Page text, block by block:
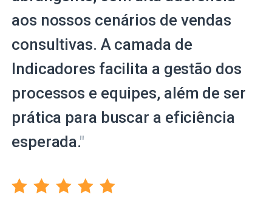
aos nossos cenários de vendas
consultivas. A camada de
Indicadores facilita a gestão dos
processos e equipes, além de ser
prática para buscar a eficiência
esperada."